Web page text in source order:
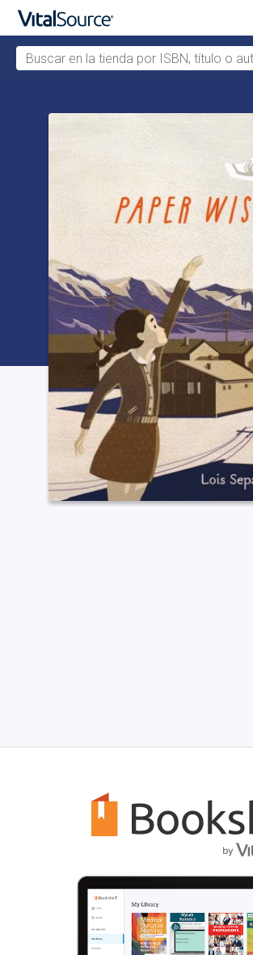
Buscar en la tienda por ISBN, título o autor